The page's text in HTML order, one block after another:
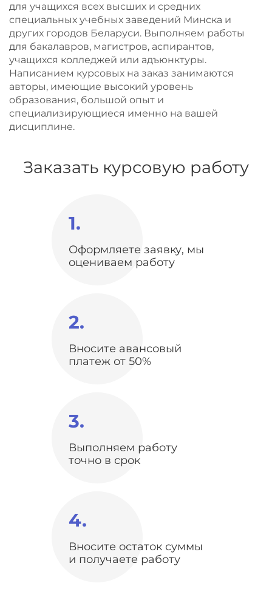
для учащихся всех высших и средних
специальных учебных заведений Минска и
других городов Беларуси. Выполняем работы
для бакалавров, магистров, аспирантов,
учащихся колледжей или адъюнктуры.
Написанием курсовых на заказ занимаются
авторы, имеющие высокий уровень
образования, большой опыт и
специализирующиеся именно на вашей
дисциплине.
Заказать курсовую работу
1.
Оформляете заявку, мы
оцениваем работу
2.
Вносите авансовый
платеж от 50%
3.
Выполняем работу
точно в срок
4.
Вносите остаток суммы
и получаете работу